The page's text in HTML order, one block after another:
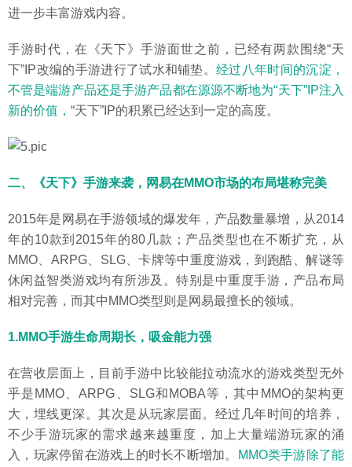
进一步丰富游戏内容。
手游时代，在《天下》手游面世之前，已经有两款围绕“天
下”IP改编的手游进行了试水和铺垫。经过八年时间的沉淀，
不管是端游产品还是手游产品都在源源不断地为“天下”IP注入
新的价值， “天下”IP的积累已经达到一定的高度。
二、《天下》手游来袭，网易在MMO市场的布局堪称完美
2015年是网易在手游领域的爆发年，产品数量暴增，从2014
年的10款到2015年的80几款；产品类型也在不断扩充，从
MMO、ARPG、SLG、卡牌等中重度游戏，到跑酷、解谜等
休闲益智类游戏均有所涉及。特别是中重度手游，产品布局
相对完善，而其中MMO类型则是网易最擅长的领域。
1.MMO手游生命周期长，吸金能力强
在营收层面上，目前手游中比较能拉动流水的游戏类型无外
乎是MMO、ARPG、SLG和MOBA等，其中MMO的架构更
大，埋线更深。其次是从玩家层面。经过几年时间的培养，
不少手游玩家的需求越来越重度，加上大量端游玩家的涌
入，玩家停留在游戏上的时长不断增加。
MMO类手游除了能